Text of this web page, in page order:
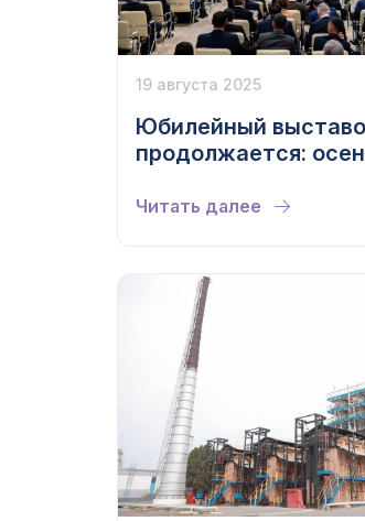
19 августа 2025
Юбилейный
продолжается:
Читать далее